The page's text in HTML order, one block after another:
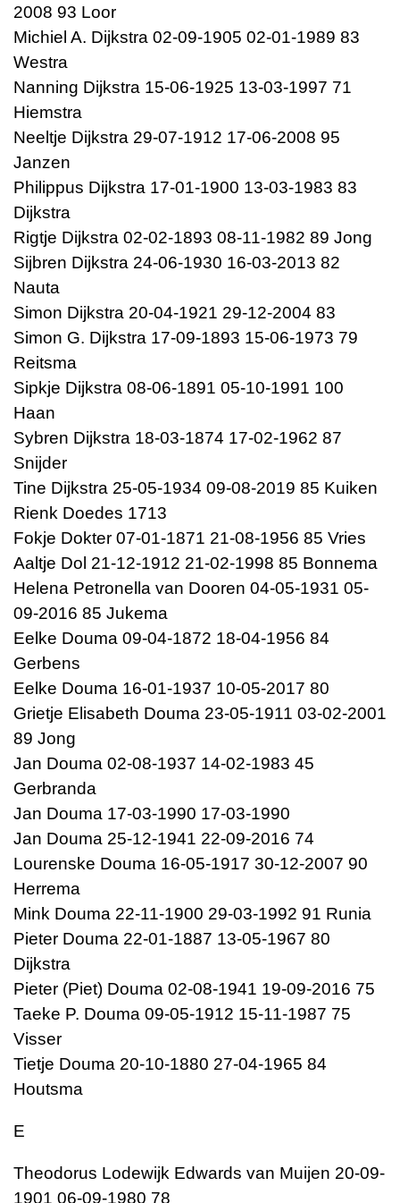
2008 93 Loor
Michiel A. Dijkstra 02-09-1905 02-01-1989 83
Westra
Nanning Dijkstra 15-06-1925 13-03-1997 71
Hiemstra
Neeltje Dijkstra 29-07-1912 17-06-2008 95
Janzen
Philippus Dijkstra 17-01-1900 13-03-1983 83
Dijkstra
Rigtje Dijkstra 02-02-1893 08-11-1982 89 Jong
Sijbren Dijkstra 24-06-1930 16-03-2013 82
Nauta
Simon Dijkstra 20-04-1921 29-12-2004 83
Simon G. Dijkstra 17-09-1893 15-06-1973 79
Reitsma
Sipkje Dijkstra 08-06-1891 05-10-1991 100
Haan
Sybren Dijkstra 18-03-1874 17-02-1962 87
Snijder
Tine Dijkstra 25-05-1934 09-08-2019 85 Kuiken
Rienk Doedes 1713
Fokje Dokter 07-01-1871 21-08-1956 85 Vries
Aaltje Dol 21-12-1912 21-02-1998 85 Bonnema
Helena Petronella van Dooren 04-05-1931 05-
09-2016 85 Jukema
Eelke Douma 09-04-1872 18-04-1956 84
Gerbens
Eelke Douma 16-01-1937 10-05-2017 80
Grietje Elisabeth Douma 23-05-1911 03-02-2001
89 Jong
Jan Douma 02-08-1937 14-02-1983 45
Gerbranda
Jan Douma 17-03-1990 17-03-1990
Jan Douma 25-12-1941 22-09-2016 74
Lourenske Douma 16-05-1917 30-12-2007 90
Herrema
Mink Douma 22-11-1900 29-03-1992 91 Runia
Pieter Douma 22-01-1887 13-05-1967 80
Dijkstra
Pieter (Piet) Douma 02-08-1941 19-09-2016 75
Taeke P. Douma 09-05-1912 15-11-1987 75
Visser
Tietje Douma 20-10-1880 27-04-1965 84
Houtsma
E
Theodorus Lodewijk Edwards van Muijen 20-09-
1901 06-09-1980 78